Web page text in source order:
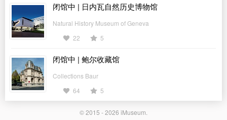
闭馆中 | 日内瓦自然历史博物馆
Natural History Museum of Geneva
22
5
闭馆中 | 鲍尔收藏馆
Collections Baur
64
5
© 2015 - 2026 iMuseum